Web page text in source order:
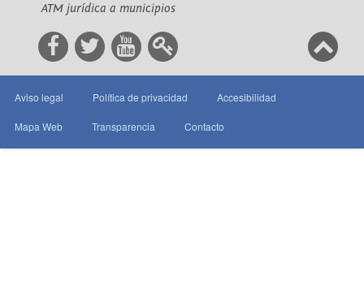
ATM jurídica a municipios
Aviso legal Política de privacidad Accesibilidad
Mapa Web Transparencia Contacto